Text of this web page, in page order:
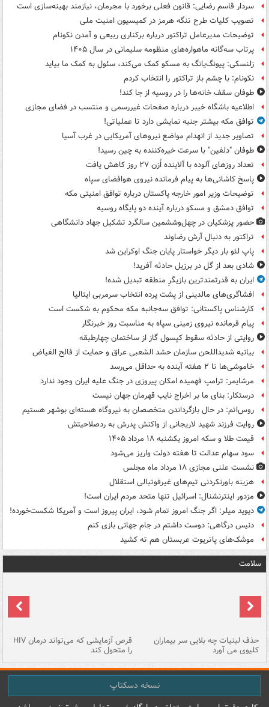
سردار قاسم رضایی: قانون فعلی برخورد با مجرمان، نیازمند بهینه‌سازی است
تصویب کلیات طرح تنگه هرمز در کمیسیون امنیت ملی
توضیحات مدیرعامل تراکتور درباره برکناری ربیعی و آمدن نکونام
پرتاب سه‌گانه ماهواره‌های منظومه سلیمانی در سال ۱۴۰۵
زلنسکی: پیونگ‌یانگ به مسکو کمک می‌کند، سئول به کمک ما بیاید
نکونام: با چشم باز تراکتور را انتخاب کردم
طوفان سقف خانه‌ها را در روسیه از جا ‌کند!
اطلاعیه باشگاه خیبر درباره صفحات غیررسمی و منتسب در فضای مجازی
توافق مکه بیشتر جنبه نمایشی دارد تا عملیاتی!
تصاویر جدید از انهدام مواضع نیروهای آمریکایی در غرب آسیا
طوفان "دلفین" با سرعت خیره‌کننده به چین رسید!
تعداد روزهای آلوده با آلاینده اُزن ۲۷ روز کاهش یافت
پاسخ کاشانی‌ها به پیام فرمانده نیروی هوافضای سپاه
توضیحات وزیر امور خارجه پاکستان درباره توافق امنیتی مکه
توافق دمشق و مسکو درباره آینده دو پایگاه روسیه
حضور پزشکیان در چهل‌وششمین سالگرد تشکیل جهاد دانشگاهی
تراکتور به دنبال آرش رضاوند
پاپ لئو بار دیگر خواستار پایان جنگ اوکراین شد
شادی بعد از گل در برزیل حادثه آفرید!
ایران به قدرتمندترین بازیگرِ منطقه تبدیل شده!
افشاگری‌های مالدینی از پشت پرده انتخاب سرمربی ایتالیا
کارشناس پاکستانی: توافق سه‌جانبه مکه محکوم به شکست است
پیام فرمانده نیروی زمینی سپاه به مناسبت روز خبرنگار
روایتی از حادثه سقوط کپسول گاز از ساختمان چهارطبقه
بیانیه شدیداللحن سازمان حشد الشعبی عراق و حمایت از فالح الفیاض
خاموشی‌ها تا ۲ هفته آینده به حداقل می‌رسد
مرشایمر: ترامپ فهمیده امکان پیروزی در جنگ علیه ایران وجود ندارد
درستکار: بنای ما بر اخراج نایب قهرمان جهان نیست
روس‌اتم: در حال بازگرداندن متخصصان به نیروگاه هسته‌ای بوشهر هستیم
روایت فرزند شهید لاریجانی از واکنش پدرش به ردصلاحیتش
قیمت طلا و سکه امروز یکشنبه ۱۸ مرداد ۱۴۰۵
سود سهام عدالت تا هفته دولت واریز می‌شود
نشست علنی مجازی ۱۸ مرداد ماه مجلس
هزینه باورنکردنی تیم‌های غیرفوتبالی استقلال
مزدور اینترنشنال: اسرائیل تنها متحد مردم ایران است!
دیوید میلر: اگر جنگ امروز تمام شود، ایران پیروز است و آمریکا شکست‌خورده!
دنیس درگاهی: دوست داشتم در جام جهانی بازی کنم
موشک‌های پاتریوت عربستان هم ته‌ کشید
سلامت
حذف لبنیات چه بلایی سر بیماران
کلیوی می آورد
قرص آزمایشی که می‌تواند درمان HIV
را متحول کند
نسخه دسکتاپ